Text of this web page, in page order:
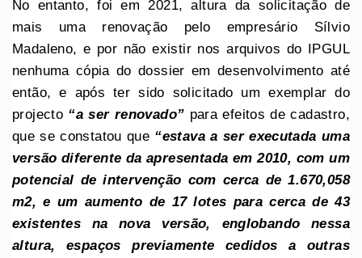
No entanto, foi em 2021, altura da solicitação de
mais uma renovação pelo empresário Sílvio
Madaleno, e por não existir nos arquivos do IPGUL
nenhuma cópia do dossier em desenvolvimento até
então, e após ter sido solicitado um exemplar do
projecto “a ser renovado” para efeitos de cadastro,
que se constatou que “estava a ser executada uma
versão diferente da apresentada em 2010, com um
potencial de intervenção com cerca de 1.670,058
m2, e um aumento de 17 lotes para cerca de 43
existentes na nova versão, englobando nessa
altura, espaços previamente cedidos a outras